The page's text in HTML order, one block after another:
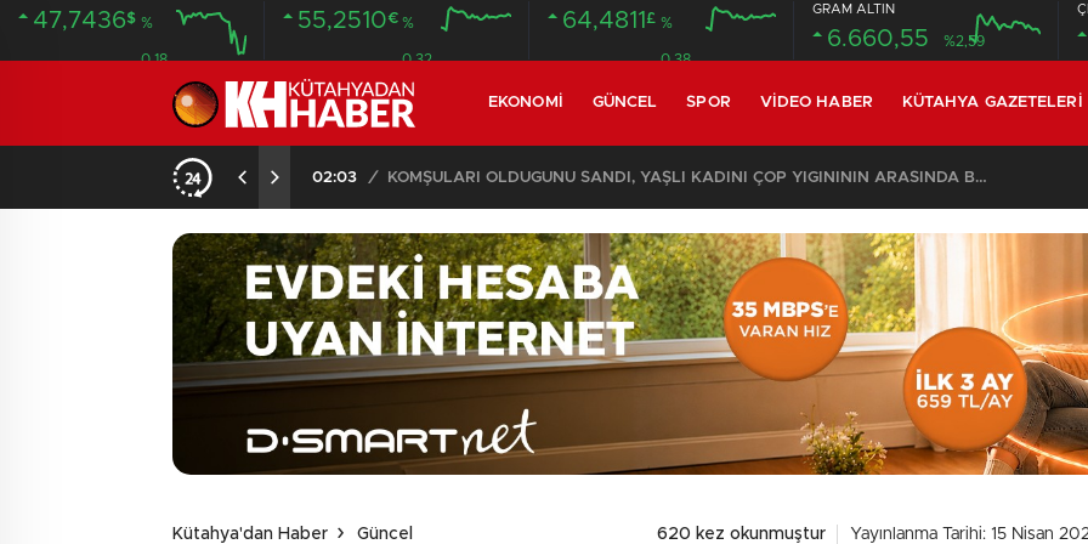
47,7436$ %
0.18
55,2510€ %
0.32
64,4811 £ %
0.38
GRAM ALTIN
6.660,55 %2,59
EKONOMI GÜNCEL SPOR VIDEO HABER KÜTAHYA GAZETELERI
02:03 / KOMŞULARI ÖLDÜĞÜNÜ SANDI, YAŞLI KADINI ÇÖP YIĞINININ ARASINDA BULUNDU
Kütahya'dan Haber Güncel 620 kez okunmuştur Yayınlanma Tarihi: 15 Nisan